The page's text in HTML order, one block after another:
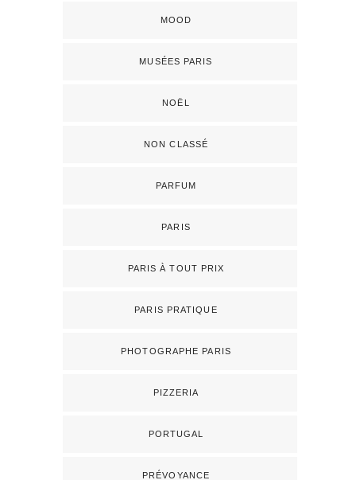
MOOD
MUSÉES PARIS
NOËL
NON CLASSÉ
PARFUM
PARIS
PARIS À TOUT PRIX
PARIS PRATIQUE
PHOTOGRAPHE PARIS
PIZZERIA
PORTUGAL
PRÉVOYANCE